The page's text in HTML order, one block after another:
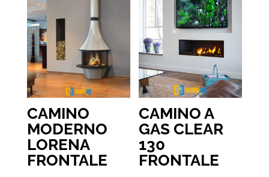
a
€10.860
€11.130
a
€16.560
CAMINO
MODERNO
LORENA
FRONTALE
CAMINO A
GAS CLEAR
130
FRONTALE